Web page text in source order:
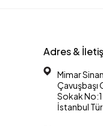
Adres &
Mimar
Çavuşbaşı
Sokak
İstanbul